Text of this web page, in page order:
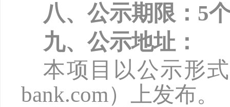
八、公示期限： 5
九、公示地址：
本项目以公示形
bank.com）上发布。